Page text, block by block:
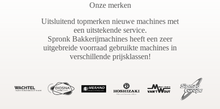
Onze merken
Uitsluitend topmerken nieuwe machines met
een uitstekende service.
Spronk Bakkerijmachines heeft een zeer
uitgebreide voorraad gebruikte machines in
verschillende prijsklassen!